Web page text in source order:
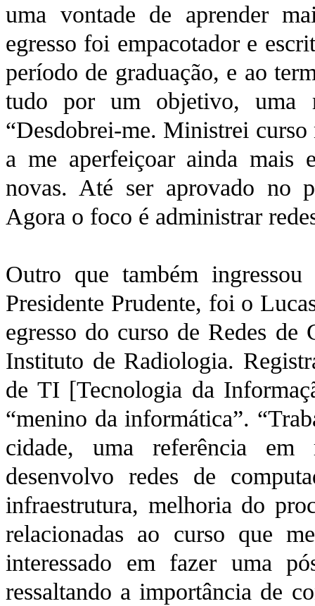
uma vontade de aprender
egresso foi empacotador e
período de graduação, e ao
tudo por um objetivo, uma
“Desdobrei-me. Ministrei
a me aperfeiçoar ainda mais
novas. Até ser aprovado no
Agora o foco é administrar
Outro que também
Presidente Prudente, foi o
egresso do curso de Redes
Instituto de Radiologia.
de TI [Tecnologia da
“menino da informática”.
cidade, uma referência
desenvolvo redes de
infraestrutura, melhoria do
relacionadas ao curso que
interessado em fazer uma
ressaltando a importância de